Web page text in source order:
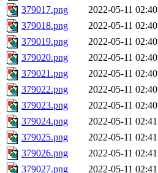
379017.png
2022-05-11 02:40
379018.png
2022-05-11 02:40
379019.png
2022-05-11 02:40
379020.png
2022-05-11 02:40
379021.png
2022-05-11 02:40
379022.png
2022-05-11 02:40
379023.png
2022-05-11 02:40
379024.png
2022-05-11 02:41
379025.png
2022-05-11 02:41
379026.png
2022-05-11 02:41
379027.png
2022-05-11 02:41